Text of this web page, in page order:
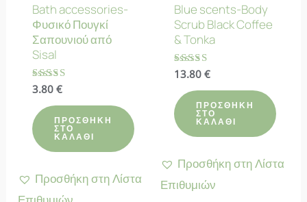
Bath accessories-
Φυσικό Πουγκί
Σαπουνιού από
Sisal
Βαθμολογήθηκε
4.67
από 5
3.80 €
ΠΡΟΣΘΉΚΗ
ΣΤΟ
ΚΑΛΆΘΙ
Προσθήκη στη Λίστα
Blue scents-Body
Scrub Black Coffee
& Tonka
Βαθμολογήθηκε
4.33
από 5
13.80€
ΠΡΟΣΘΉΚΗ
ΣΤΟ
ΚΑΛΆΘΙ
Προσθήκη στη Λίστα
Επιθυμιών